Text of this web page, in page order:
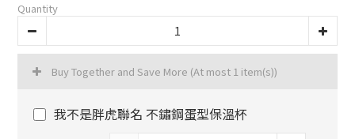
Quantity
Buy Together and Save More (At most 1 item(s))
我不是胖虎聯名 不鏽鋼蛋型保溫杯